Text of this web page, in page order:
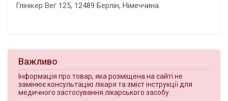
Глінікер Вег 125, 12489 Берлін, Німеччина.
Важливо
Інформація про товар, яка розміщена на сайті не
замінює консультацію лікаря та зміст інструкції для
медичного застосування лікарського засобу.